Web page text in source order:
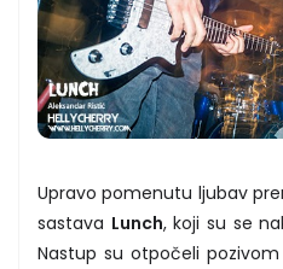
Upravo pomenutu ljubav
sastava Lunch, koji su se
Nastup su otpočeli